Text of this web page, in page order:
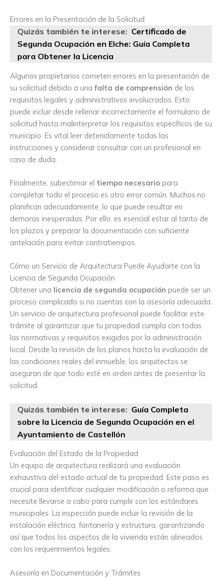
Errores en la Presentación de la Solicitud
Quizás también te interese: Certificado de
Segunda Ocupación en Elche: Guía Completa
para Obtener la Licencia
Algunos propietarios cometen errores en la presentación de
su solicitud debido a unafalta de comprensión de los
requisitos legales y administrativos involucrados. Esto
puede incluir desde rellenar incorrectamente el formulario de
solicitud hasta malinterpretar los requisitos específicos de su
municipio. Es vital leer detenidamente todas las
instrucciones y considerar consultar con un profesional en
caso de duda.
Finalmente, subestimar el tiempo necesario para
completar todo el proceso es otro error común. Muchos no
planifican adecuadamente, lo que puede resultar en
demoras inesperadas. Por ello, es esencial estar al tanto de
los plazos y preparar la documentación con suficiente
antelación para evitar contratiempos.
Cómo un Servicio de Arquitectura Puede Ayudarte con la
Licencia de Segunda Ocupación
Obtener una licencia de segunda ocupación puede ser un
proceso complicado si no cuentas con la asesoría adecuada.
Un servicio de arquitectura profesional puede facilitar este
trámite al garantizar que tu propiedad cumpla con todas
las normativas y requisitos exigidos por la administración
local. Desde la revisión de los planos hasta la evaluación de
las condiciones reales del inmueble, los arquitectos se
aseguran de que todo esté en orden antes de presentar la
solicitud.
Quizás también te interese: Guía Completa
sobre la Licencia de Segunda Ocupación en el
Ayuntamiento de Castellón
Evaluación del Estado de la Propiedad
Un equipo de arquitectura realizará una evaluación
exhaustiva del estado actual de tu propiedad. Este paso es
crucial para identificar cualquier modificación o reforma que
necesite llevarse a cabo para cumplir con los estándares
municipales. La inspección puede incluir la revisión de la
instalación eléctrica, fontanería y estructura, garantizando
así que todos los aspectos de la vivienda están alineados
con los requerimientos legales.
Asesoría en Documentación y Trámites